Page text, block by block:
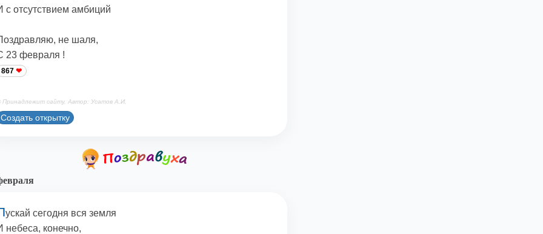
с отсутствием амбиций
не шаля,
23 февраля !
867
Принадлежит сайту. Автор: Усатов А.И.
Создать открытку
ускай сегодня вся земля
небеса, конечно,